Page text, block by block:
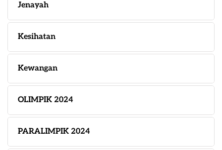
Jenayah
Kesihatan
Kewangan
OLIMPIK 2024
PARALIMPIK 2024